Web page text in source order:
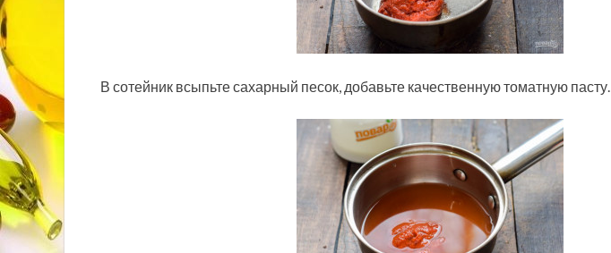
В сотейник всыпьте сахарный песок, добавьте качественную томатную пасту.